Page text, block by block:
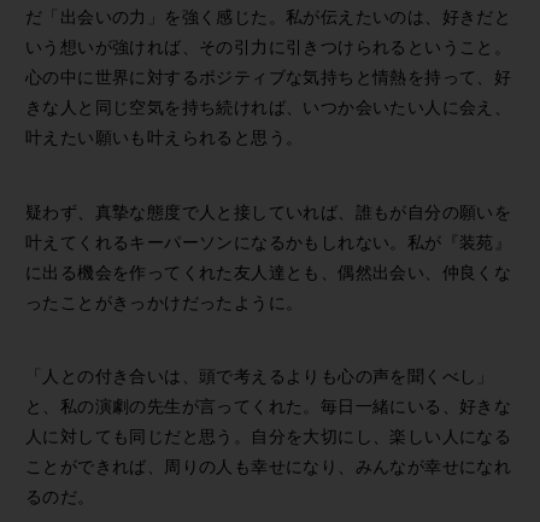
だ「出会いの力」を強く感じた。私が伝えたいのは、好きだと
いう想いが強ければ、その引力に引きつけられるということ。
心の中に世界に対するポジティブな気持ちと情熱を持って、好
きな人と同じ空気を持ち続ければ、いつか会いたい人に会え、
叶えたい願いも叶えられると思う。
疑わず、真摯な態度で人と接していれば、誰もが自分の願いを
叶えてくれるキーパーソンになるかもしれない。私が『装苑』
に出る機会を作ってくれた友人達とも、偶然出会い、仲良くな
ったことがきっかけだったように。
「人との付き合いは、頭で考えるよりも心の声を聞くべし」
と、私の演劇の先生が言ってくれた。毎日一緒にいる、好きな
人に対しても同じだと思う。自分を大切にし、楽しい人になる
ことができれば、周りの人も幸せになり、みんなが幸せになれ
るのだ。